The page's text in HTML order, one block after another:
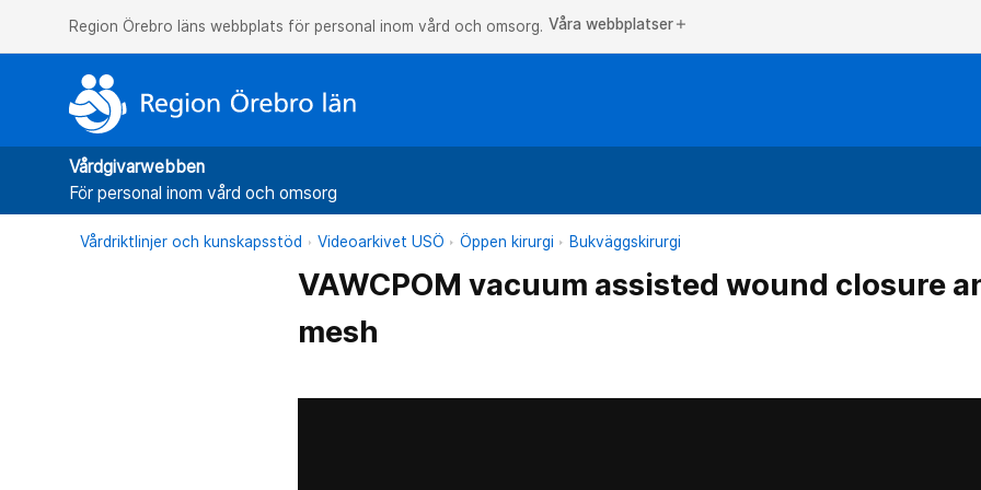
Region Örebro läns webbplats för personal inom vård och omsorg. Våra webbplatser add
Vårdgivarwebben
För personal inom vård och omsorg
Vårdriktlinjer och kunskapsstöd Videoarkivet USÖ Öppen kirurgi Bukväggskirurgi
VAWCPOM vacuum assisted wound closure
mesh